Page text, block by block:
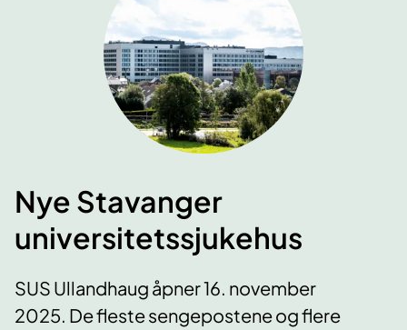
Nye Stavanger
universitetssjukehus
SUS Ullandhaug åpner 16. november
2025. De fleste sengepostene og flere